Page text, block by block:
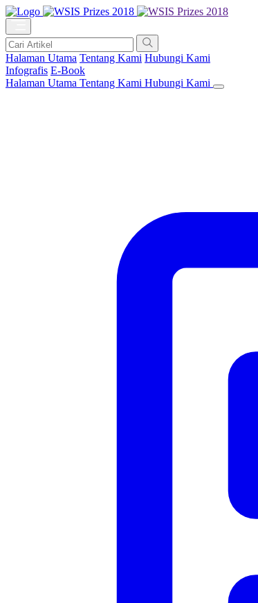
Halaman Utama Tentang Kami Hubungi Kami
Infografis E-Book
Halaman Utama Tentang Kami Hubungi Kami